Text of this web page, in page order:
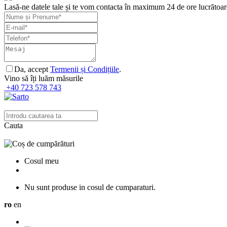
Lasă-ne datele tale și te vom contacta în maximum 24 de ore
Da, accept Termenii și Condițiile.
Vino să îți luăm măsurile
+40 723 578 743
Cauta
Cosul meu
Nu sunt produse in cosul de cumparaturi.
ro en